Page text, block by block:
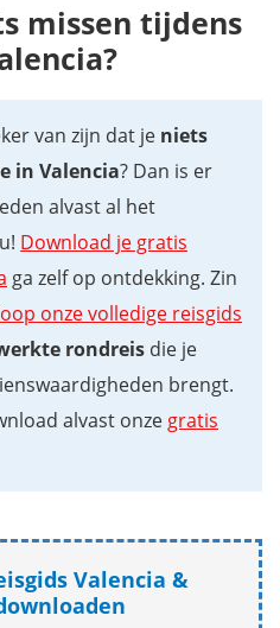
missen tijdens
van zijn dat je niets
in Valencia? Dan is er
alvast al het
Download je gratis
ga zelf op ontdekking. Zin
onze volledige reisgids
rondreis die je
brengt.
alvast onze gratis
Valencia &